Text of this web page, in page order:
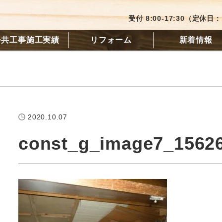
受付 8:00-17:30（定休日
工事施工実績 リフォーム 新着情報
2020.10.07